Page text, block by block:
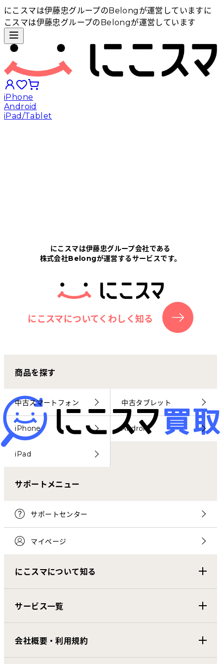
にこスマは伊藤忠グループのBelongが運営しています に
こスマは伊藤忠グループのBelongが運営しています
iPhone
Android
iPad/Tablet
にこスマについて
サポートセンター
お客さまの声
にこスマ通信
マイページ
にこスマは伊藤忠グループ会社である
株式会社Belongが運営するサービスです。
にこスマについてくわしく知る
商品を探す
中古スマートフォン 中古タブレット
iPhone Android
iPad
サポートメニュー
サポートセンター
マイページ
にこスマについて知る
サービス一覧
会社概要・利用規約